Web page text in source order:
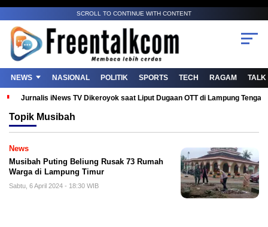
SCROLL TO CONTINUE WITH CONTENT
NEWS NASIONAL POLITIK SPORTS TECH RAGAM TALK
Jurnalis iNews TV Dikeroyok saat Liput Dugaan OTT di Lampung
Topik Musibah
News
Musibah Puting Beliung Rusak 73 Rumah
Warga di Lampung Timur
Sabtu, 6 April 2024 - 18:30 WIB